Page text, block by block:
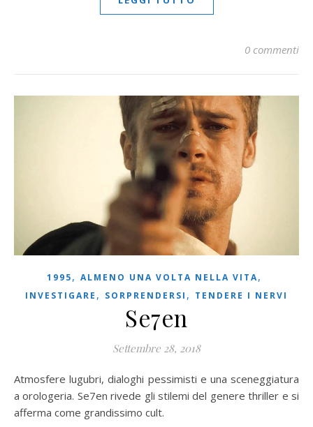
0 commenti
1995, ALMENO UNA VOLTA NELLA VITA,
INVESTIGARE , SORPRENDERSI , TENDERE I NERVI
Se7en
Settembre 28, 2018
Atmosfere lugubri, dialoghi pessimisti e una sceneggiatura
a orologeria. Se7en rivede gli stilemi del genere thriller e si
afferma come grandissimo cult.